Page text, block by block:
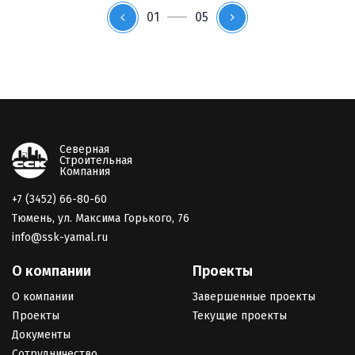
01 05
Северная
Строительная
Компания
+7 (3452) 66-80-60
Тюмень, ул. Максима Горького, 76
info@ssk-yamal.ru
О компании
О компании
Проекты
Документы
Проекты
Завершенные проекты
Текущие проекты